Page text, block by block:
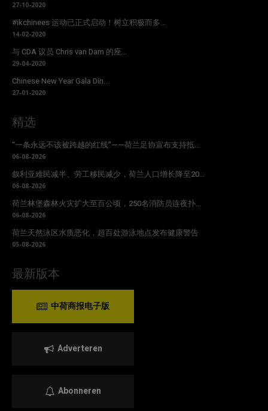
27-10-2020
#ikchinees 运动已正式启动！树立积极而多...
14-02-2020
与 CDA 议员 Chris van Dam 的座...
29-04-2020
Chinese New Year Gala Din...
27-01-2020
精选
“一条永远不该被跨越的红线”——荷兰足协宣布支持抵...
06-08-2026
叙利亚难民减半、劳工移民减少，荷兰人口增长降至20...
06-08-2026
荷兰林堡森林火灾扩大至百公顷，250名消防员连夜扑...
06-08-2026
荷兰天然泳区水质恶化，超百处游泳地点发布健康警告
05-08-2026
最新版本
中荷商报电子版
Adverteren
Abonneren